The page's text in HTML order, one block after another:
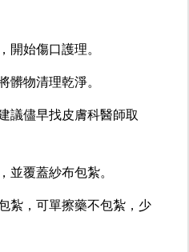
開始傷口護理。
髒物清理乾淨。
議儘早找皮膚科醫師取
並覆蓋紗布包紮。
紮，可單擦藥不包紮，少